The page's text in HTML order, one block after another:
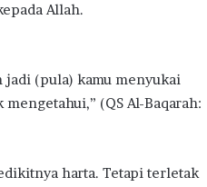
Allah.
jadi (pula) kamu menyukai
(QS Al-Baqarah:
harta. Tetapi terletak